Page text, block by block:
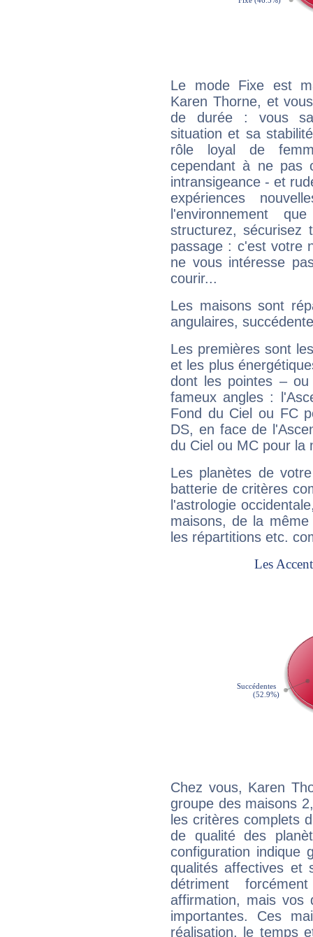
Le mode Fixe est
Karen Thorne, et
de durée : vous
situation et sa
rôle loyal de
cependant à ne pas
intransigeance - et
expériences
l'environnement
structurez, sécurisez
passage : c'est votre
ne vous intéresse
courir...
Les maisons sont
angulaires,
Les premières sont
et les plus
dont les pointes –
fameux angles :
Fond du Ciel ou FC
DS, en face de
du Ciel ou MC pour la
Les planètes de
batterie de critères
l'astrologie
maisons, de la
les répartitions etc.
Chez vous, Karen
groupe des maisons
les critères complets
de qualité des
configuration indique
qualités affectives et
détriment
affirmation, mais
importantes. Ces
réalisation, le temps